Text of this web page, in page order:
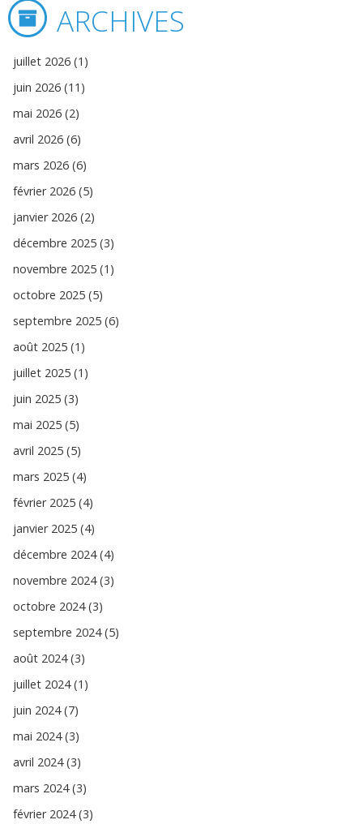
ARCHIVES
juillet 2026 (1)
juin 2026 (11)
mai 2026 (2)
avril 2026 (6)
mars 2026 (6)
février 2026 (5)
janvier 2026 (2)
décembre 2025 (3)
novembre 2025 (1)
octobre 2025 (5)
septembre 2025 (6)
août 2025 (1)
juillet 2025 (1)
juin 2025 (3)
mai 2025 (5)
avril 2025 (5)
mars 2025 (4)
février 2025 (4)
janvier 2025 (4)
décembre 2024 (4)
novembre 2024 (3)
octobre 2024 (3)
septembre 2024 (5)
août 2024 (3)
juillet 2024 (1)
juin 2024 (7)
mai 2024 (3)
avril 2024 (3)
mars 2024 (3)
février 2024 (3)